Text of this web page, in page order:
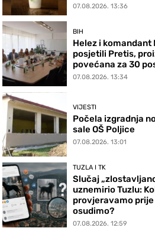
07.08.2026. 13:36
BIH
Helez i komandant
posjetili Pretis,
povećana za 30
07.08.2026. 13:34
VIJESTI
Počela izgradnja
sale OŠ Poljice
07.08.2026. 13:01
TUZLA I TK
Slučaj
uznemirio Tuzlu:
provjeravamo
osudimo?
07.08.2026. 12:59